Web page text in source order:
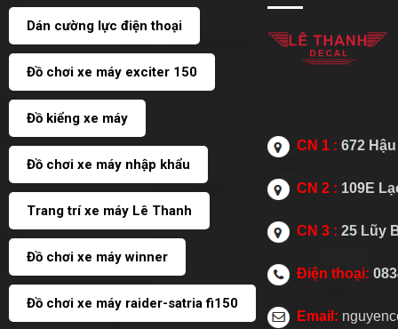
Dán cường lực điện thoại
Đồ chơi xe máy exciter 150
Đồ kiểng xe máy
Đồ chơi xe máy nhập khẩu
Trang trí xe máy Lê Thanh
Đồ chơi xe máy winner
Đồ chơi xe máy raider-satria fi150
CN 1 :672
CN 2 : 109E
CN 3 : 25 Lũy
Điện thoại:
Email: